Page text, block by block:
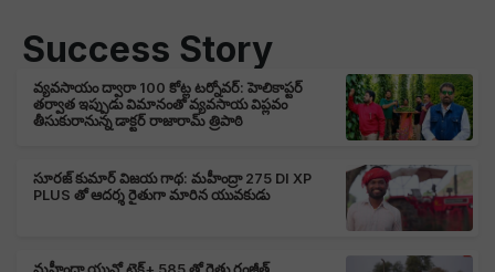
Success Story
వ్యవసాయం ద్వారా 100 కోట్ల టర్నోవర్: హెలికాప్టర్
తర్వాత ఇప్పుడు విమానంతో వ్యవసాయ విప్లవం
తీసుకురానున్న డాక్టర్ రాజారామ్ త్రిపాఠి
సూరజ్ కుమార్ విజయ గాథ: మహీంద్రా 275 DI XP
PLUS తో ఆదర్శ రైతుగా మారిన యువకుడు